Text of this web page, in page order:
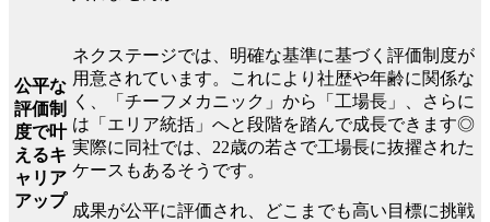
公平な
評価制
度で叶
えるキ
ャリア
アップ
ネクステージでは、明確な基準に基づく評価制度が
用意されています。これにより社歴や年齢に関係な
く、「チーフメカニック」から「工場長」、さらに
は「エリア統括」へと段階を踏んで成長できます◎
実際に同社では、22歳の若さで工場長に抜擢された
ケースもあるそうです。
成果が公平に評価され、どこまでも高い目標に挑戦